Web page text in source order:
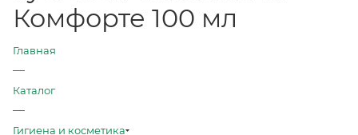
Комфорте 100 мл
Главная
—
Каталог
—
Гигиена и косметика